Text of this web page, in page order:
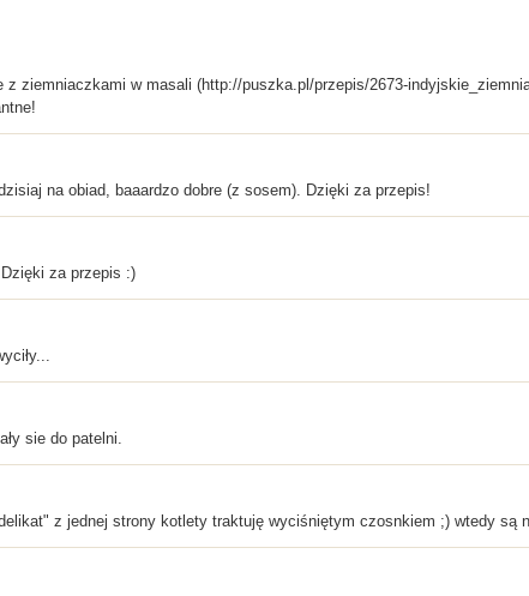
z ziemniaczkami w masali (http://puszka.pl/przepis/2673-
na obiad, baaardzo dobre (z sosem). Dzięki za przepis!
za przepis :)
sie do patelni.
z jednej strony kotlety traktuję wyciśniętym czosnkiem ;) wtedy są